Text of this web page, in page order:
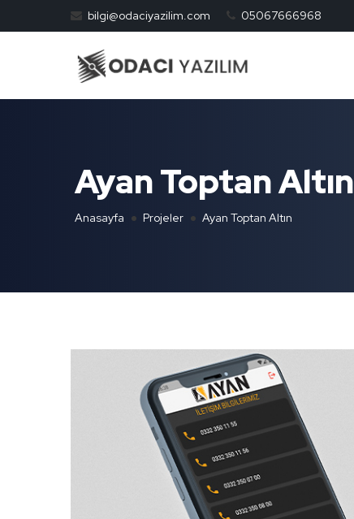
bilgi@odaciyazilim.com 05067666968
Ayan Toptan Altın
Anasayfa Projeler Ayan Toptan Altın